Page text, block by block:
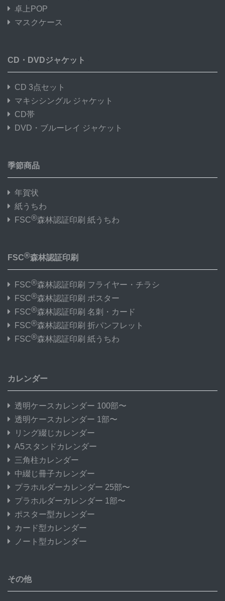
卓上POP
マスクケース
CD・DVDジャケット
CD 3点セット
マキシシングル ジャケット
CD帯
DVD・ブルーレイ ジャケット
季節商品
年賀状
紙うちわ
FSC®森林認証印刷 紙うちわ
FSC®森林認証印刷
FSC®森林認証印刷 フライヤー・チラシ
FSC®森林認証印刷 ポスター
FSC®森林認証印刷 名刺・カード
FSC®森林認証印刷 折パンフレット
FSC®森林認証印刷 紙うちわ
カレンダー
透明ケースカレンダー 100部〜
透明ケースカレンダー 1部〜
リング綴じカレンダー
A5スタンドカレンダー
三角柱カレンダー
中綴じ冊子カレンダー
プラホルダーカレンダー 25部〜
プラホルダーカレンダー 1部〜
ポスター型カレンダー
カード型カレンダー
ノート型カレンダー
その他